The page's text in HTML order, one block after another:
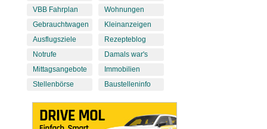
VBB Fahrplan
Gebrauchtwagen
Ausflugsziele
Notrufe
Mittagsangebote
Stellenbörse
Wohnungen
Kleinanzeigen
Rezepteblog
Damals war's
Immobilien
Baustelleninfo